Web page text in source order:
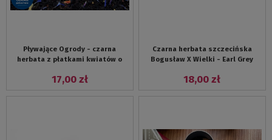
Pływające Ogrody - czarna
herbata z płatkami kwiatów o
marakui
17,00 zł
Czarna herbata szczecińska
Bogusław X Wielki - Earl Grey
18,00 zł